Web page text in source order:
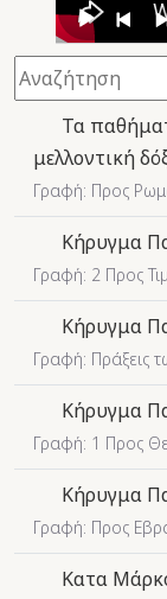
Φίλτρο
- Βιβλίο -
- Μήνας -
- Έτος -
Τα
μελλοντική
Γραφή: Προς
Κήρυγμα
Γραφή: 2 Προς
Κήρυγμα
Γραφή: Πράξεις
Κήρυγμα
Γραφή: 1 Προς
Κήρυγμα
Γραφή: Προς
Κατα